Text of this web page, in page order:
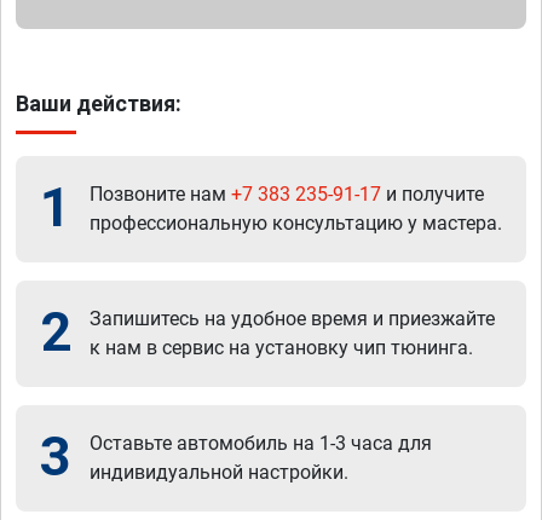
Ваши действия:
1 Позвоните нам +7 383 235-91-17 и получите
профессиональную консультацию у мастера.
2
Запишитесь на удобное время и приезжайте
к нам в сервис на установку чип тюнинга.
3
Оставьте автомобиль на 1-3 часа для
индивидуальной настройки.